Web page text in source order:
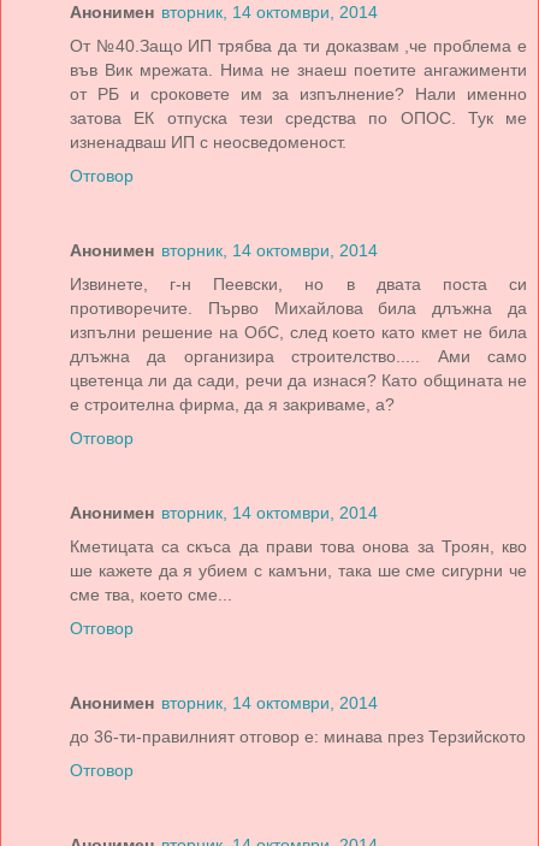
Анонимен вторник, 14 октомври, 2014
От №40.Защо ИП трябва да ти доказвам ,че проблема е
във Вик мрежата. Нима не знаеш поетите ангажименти
от РБ и сроковете им за изпълнение? Нали именно
затова ЕК отпуска тези средства по ОПОС. Тук ме
изненадваш ИП с неосведоменост.
Отговор
Анонимен вторник, 14 октомври, 2014
Извинете, г-н Пеевски, но в двата поста си
противоречите. Първо Михайлова била длъжна да
изпълни решение на ОбС, след което като кмет не била
длъжна да организира строителство..... Ами само
цветенца ли да сади, речи да изнася? Като общината не
е строителна фирма, да я закриваме, а?
Отговор
Анонимен вторник, 14 октомври, 2014
Кметицата са скъса да прави това онова за Троян, кво
ше кажете да я убием с камъни, така ше сме сигурни че
сме тва, което сме...
Отговор
Анонимен вторник, 14 октомври, 2014
до 36-ти-правилният отговор е: минава през Терзийското
Отговор